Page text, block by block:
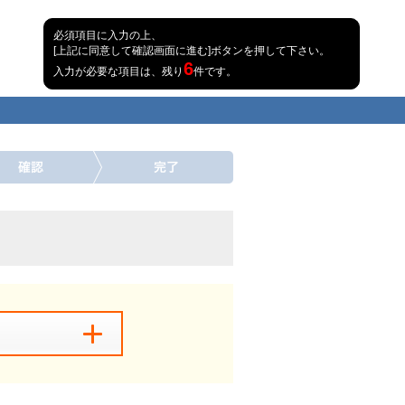
必須項目に入力の上、
[上記に同意して確認画面に進む]ボタンを押して下さい。
入力が必要な項目は、残り 6件です。